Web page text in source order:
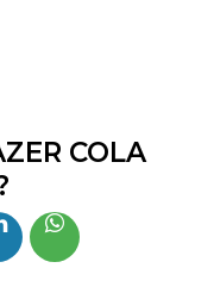
COLA